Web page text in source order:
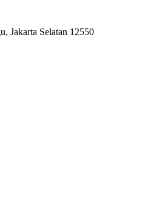
Jakarta Selatan 12550